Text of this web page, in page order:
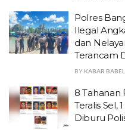
Polres
Ilegal
dan
Terancam
BY KABAR BABEL
8 Tahanan
Teralis Sel,
Diburu